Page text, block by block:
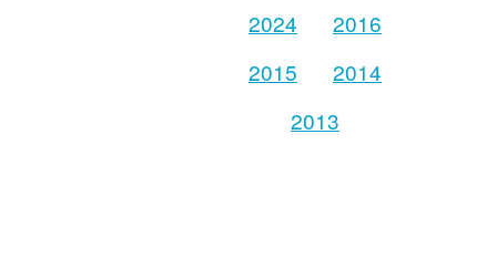
2024
2016
2015
2014
2013